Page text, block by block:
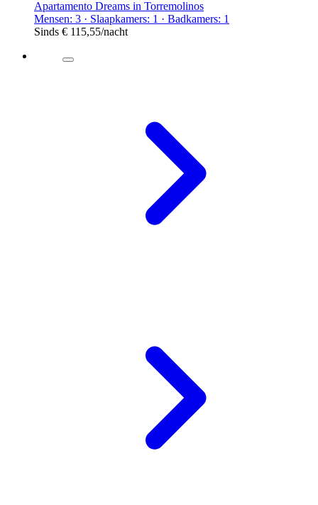
Apartamento Dreams in Torremolinos
Mensen: 3 · Slaapkamers: 1 · Badkamers: 1
Sinds € 115,55/nacht